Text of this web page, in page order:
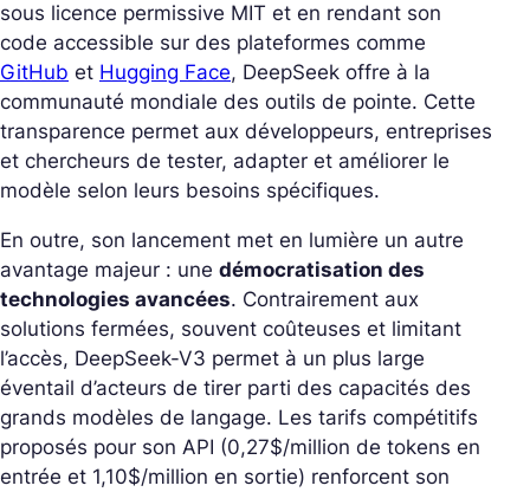
sous licence permissive MIT et en rendant son
code accessible sur des plateformes comme
GitHub et Hugging Face, DeepSeek offre à la
communauté mondiale des outils de pointe. Cette
transparence permet aux développeurs, entreprises
et chercheurs de tester, adapter et améliorer le
modèle selon leurs besoins spécifiques.
En outre, son lancement met en lumière un autre
avantage majeur : une démocratisation des
technologies avancées. Contrairement aux
solutions fermées, souvent coûteuses et limitant
l’accès, DeepSeek-V3 permet à un plus large
éventail d’acteurs de tirer parti des capacités des
grands modèles de langage. Les tarifs compétitifs
proposés pour son API (0,27$/million de tokens en
entrée et 1,10$/million en sortie) renforcent son